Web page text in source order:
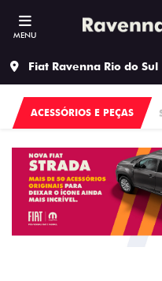
MENU
Fiat Ravenna Rio do Sul
ACESSÓRIOS E PEÇAS